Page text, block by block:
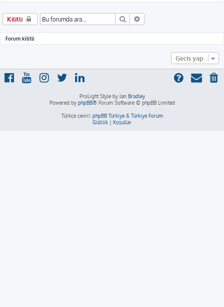
Kilitli Ara
Forum kilitli
Geçiş yap
ProLight Style by Ian Bradley
Powered by phpBB® Forum Software © phpBB Limited
Türkçe çeviri: phpBB Türkiye& Türkiye Forum
Gizlilik | Koşullar